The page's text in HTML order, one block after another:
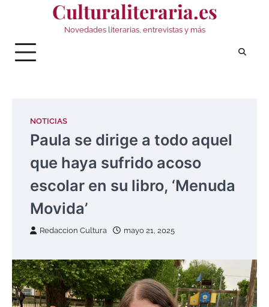
Culturaliteraria.es
Novedades literarias, entrevistas y más
NOTICIAS
Paula se dirige a todo aquel
que haya sufrido acoso
escolar en su libro, ‘Menuda
Movida’
Redaccion Cultura mayo 21, 2025